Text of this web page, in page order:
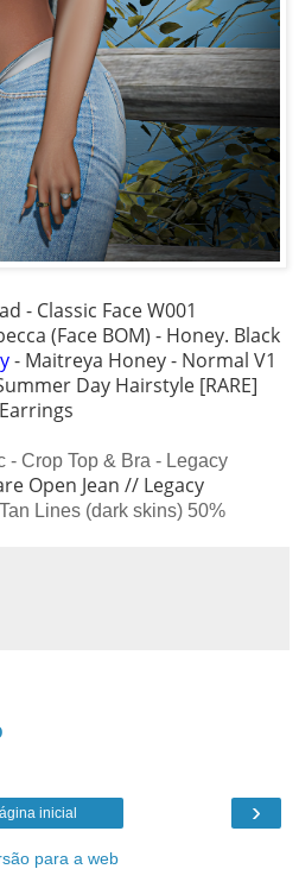
- Classic Face W001
(Face BOM) - Honey. Black
- Maitreya Honey - Normal V1
Day Hairstyle [RARE]
- Crop Top & Bra - Legacy
Open Jean // Legacy
Lines (dark skins) 50%
›
inicial
para a web